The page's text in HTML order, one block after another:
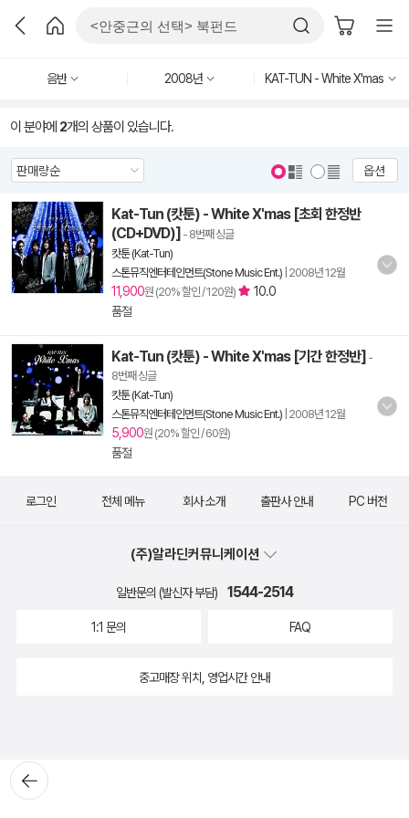
음반 2008년 KAT-TUN - White X'mas
이 분야에 2개의 상품이 있습니다.
옵션
Kat-Tun (캇툰) - White X'mas [초회 한정반
(CD+DVD)] - 8번째 싱글
캇툰 (Kat-Tun)
스톤뮤직엔터테인먼트(Stone Music Ent.) 2008년 12월
11,900원 (20% 할인 / 120원)
10.0
품절
Kat-Tun (캇툰) - White X'mas [기간 한정반] -
8번째 싱글
캇툰 (Kat-Tun)
스톤뮤직엔터테인먼트(Stone Music Ent.) 2008년 12월
5,900원 (20% 할인 / 60원)
품절
뒤로가
기
로그인 전체 메뉴 회사 소개 출판사 안내 PC 버전
(주)알라딘커뮤니케이션
일반문의 (발신자 부담) 1544-2514
1:1 문의 FAQ
중고매장 위치, 영업시간 안내